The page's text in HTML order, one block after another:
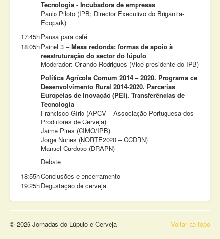
Tecnologia - Incubadora de empresas
Paulo Piloto (IPB; Director Executivo do Brigantia-
Ecopark)
17:45hPausa para café
18:05hPainel 3 –Mesa redonda: formas de apoio à
reestruturação do sector do lúpulo
Moderador: Orlando Rodrigues (Vice-presidente do IPB)
Política Agrícola Comum 2014 – 2020. Programa de
Desenvolvimento Rural 2014-2020. Parcerias
Europeias de Inovação (PEI). Transferências de
Tecnologia
Francisco Gírio (APCV – Associação Portuguesa dos
Produtores de Cerveja)
Jaime Pires (CIMO/IPB)
Jorge Nunes (NORTE2020 – CCDRN)
Manuel Cardoso (DRAPN)
Debate
18:55hConclusões e encerramento
19:25hDegustação de cerveja
Voltar ao topo
© 2026 Jornadas do Lúpulo e Cerveja